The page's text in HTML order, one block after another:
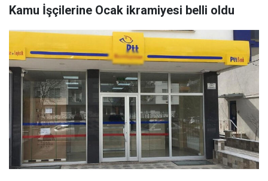
Kamu İşçilerine Ocak ikramiyesi belli oldu